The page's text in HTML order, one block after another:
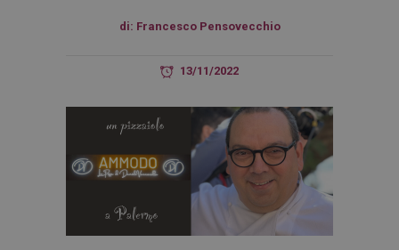
di: Francesco Pensovecchio
13/11/2022